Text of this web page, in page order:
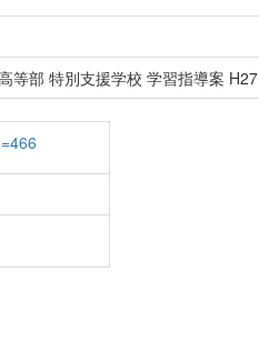
等部 特別支援学校 学習指導案 H27